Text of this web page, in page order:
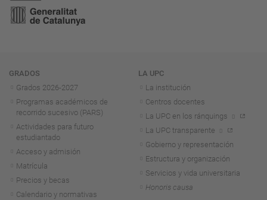
Navegación
GRADOS
Grados 2026-2027
Programas académicos de
recorrido sucesivo (PARS)
Actividades para futuro
estudiantado
Acceso y admisión
Matrícula
Precios y becas
Calendario y normativas
LA UPC
La institución
Centros docentes
La UPC en los ránquings
La UPC transparente
Gobierno y representación
Estructura y organización
Servicios y vida universitaria
Honoris causa